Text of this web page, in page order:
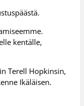
kentälle,
Terell Hopkinsin,
Ikäläisen.